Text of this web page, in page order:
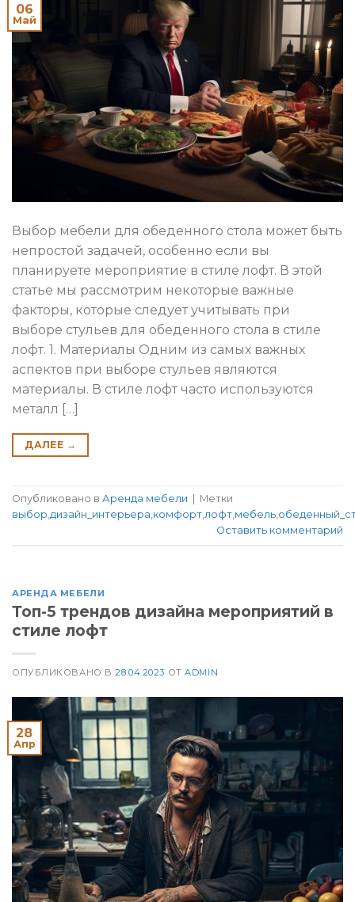
06
Май
Выбор мебели для обеденного стола может быть
непростой задачей, особенно если вы
планируете мероприятие в стиле лофт. В этой
статье мы рассмотрим некоторые важные
факторы, которые следует учитывать при
выборе стульев для обеденного стола в стиле
лофт. 1. Материалы Одним из самых важных
аспектов при выборе стульев являются
материалы. В стиле лофт часто используются
металл […]
ДАЛЕЕ →
Опубликовано в Аренда мебели
Метки
выбор,дизайн_интерьера,комфорт,лофт,мебель,
Оставить комментарий
АРЕНДА МЕБЕЛИ
Топ-5 трендов дизайна мероприятий в
стиле лофт
ОПУБЛИКОВАНО В28.04.2023 ОТADMIN
28
Апр